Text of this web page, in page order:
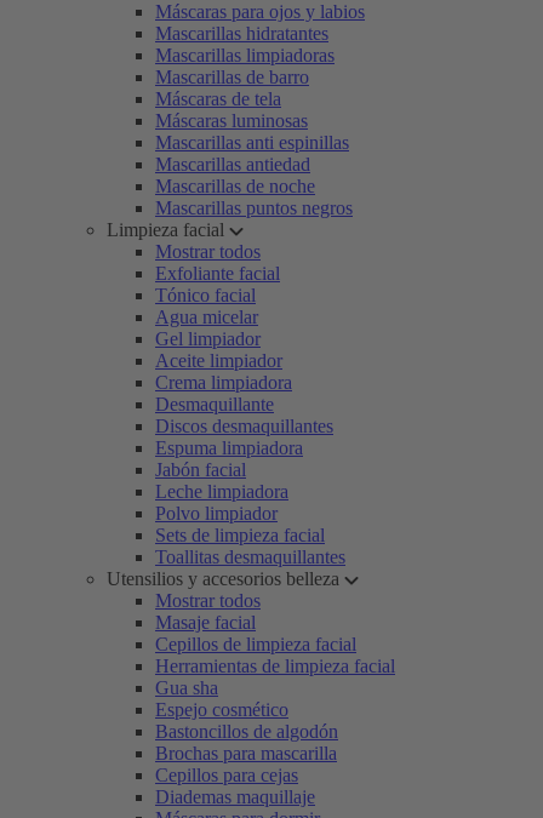
Máscaras para ojos y labios
Mascarillas hidratantes
Mascarillas limpiadoras
Mascarillas de barro
Máscaras de tela
Máscaras luminosas
Mascarillas anti espinillas
Mascarillas antiedad
Mascarillas de noche
Mascarillas puntos negros
Limpieza facial
Mostrar todos
Exfoliante facial
Tónico facial
Agua micelar
Gel limpiador
Aceite limpiador
Crema limpiadora
Desmaquillante
Discos desmaquillantes
Espuma limpiadora
Jabón facial
Leche limpiadora
Polvo limpiador
Sets de limpieza facial
Toallitas desmaquillantes
Utensilios y accesorios belleza
Mostrar todos
Masaje facial
Cepillos de limpieza facial
Herramientas de limpieza facial
Gua sha
Espejo cosmético
Bastoncillos de algodón
Brochas para mascarilla
Cepillos para cejas
Diademas maquillaje